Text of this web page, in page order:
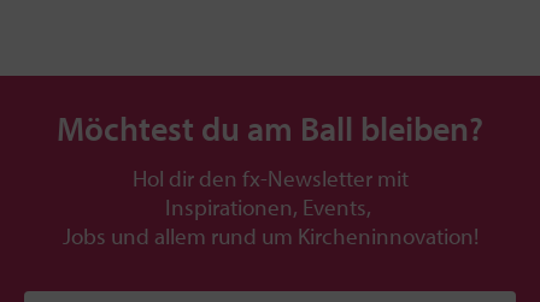
Möchtest du am Ball bleiben?
Hol dir den fx-Newsletter mit
Inspirationen, Events,
Jobs und allem rund um Kircheninnovation!